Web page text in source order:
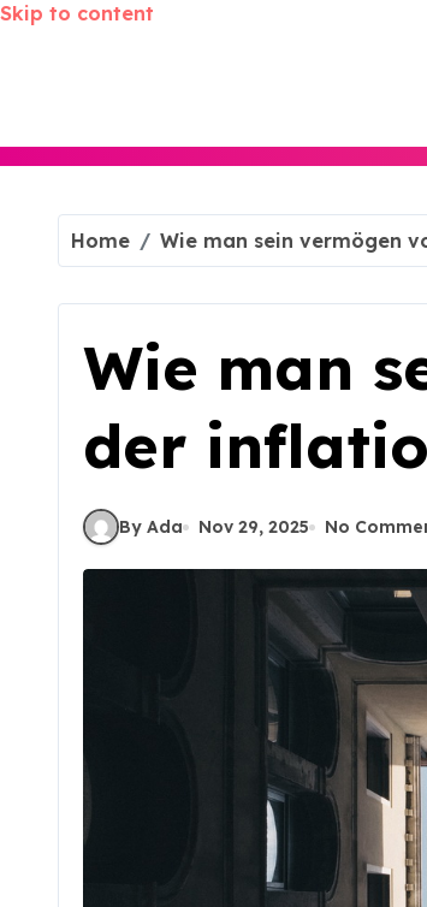
Skip to content
Home Wie man sein vermögen
Wie man
der
By Ada Nov 29, 2025 No